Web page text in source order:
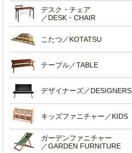
デスク・チェア
／DESK・CHAIR
こたつ／KOTATSU
テーブル／TABLE
デザイナーズ／DESIGNERS
キッズファニチャー／KIDS
ガーデンファニチャー
／GARDEN FURNITURE